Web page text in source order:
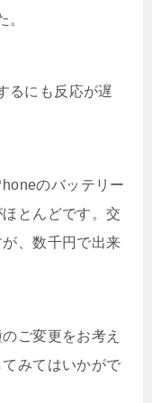
。
るにも反応が遅
のバッテリー
とんどです。交
、数千円で出来
ご変更をお考え
みてはいかがで